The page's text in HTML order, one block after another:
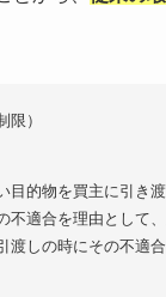
限）
的物を買主に引き
適合を理由として
しの時にその不適